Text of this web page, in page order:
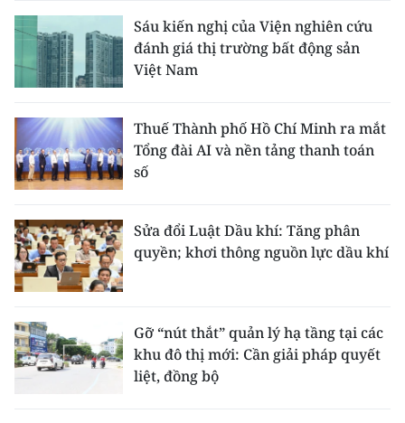
Sáu kiến nghị của Viện nghiên cứu
đánh giá thị trường bất động sản
Việt Nam
Thuế Thành phố Hồ Chí Minh ra mắt
Tổng đài AI và nền tảng thanh toán
số
Sửa đổi Luật Dầu khí: Tăng phân
quyền; khơi thông nguồn lực dầu khí
Gỡ “nút thắt” quản lý hạ tầng tại các
khu đô thị mới: Cần giải pháp quyết
liệt, đồng bộ